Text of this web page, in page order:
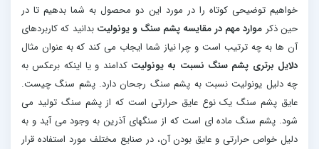
خواهیم توضیحی کوتاه را در مورد این دو محصول به شما بدهیم تا در
حین ذکر موارد مهم در مقایسه پشم سنگ و یونولیت بدانید که کاربردهای
آن ها به چه ترتیب است و چرا نیاز شما ایجاب می کند که به عنوان مثال
دلایل برتری پشم سنگ نسبت به یونولیتکدامند و یا اینکه برعکس به
چه دلیل یونولیت نسبت به پشم سنگ رجحان دارد. پشم سنگ چیست.
عایق پشم سنگ یک نوع عایق حرارتی است که از پشم سنگ تولید می
شود. پشم سنگ ماده ای است که از سنگهای آذرین به وجود می آید و به
دلیل خواص حرارتی و عایق بودن آن، در صنایع مختلف مورد استفاده قرار